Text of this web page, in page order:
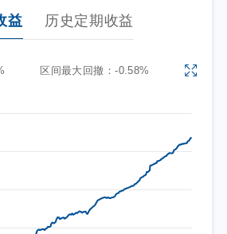
益 历史定期收益
区间最大回撤：-0.58%